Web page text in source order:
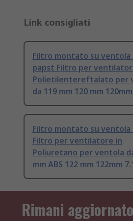
Link consigliati
Filtro montato su ventola
papst Filtro per
Polietilentereftalato per
da 119 mm 120 mm 120mm
Filtro montato su ventola
Filtro per ventilatore in
Poliuretano per ventola
mm ABS 122 mm 122mm
Rimani